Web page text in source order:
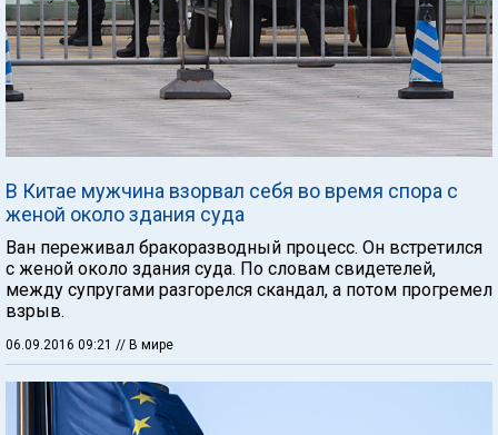
В Китае мужчина взорвал себя во время спора с
женой около здания суда
Ван переживал бракоразводный процесс. Он встретился
с женой около здания суда. По словам свидетелей,
между супругами разгорелся скандал, а потом прогремел
взрыв.
06.09.2016 09:21 // В мире